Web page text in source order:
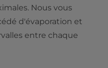
Nous vous
d'évaporation et
entre chaque